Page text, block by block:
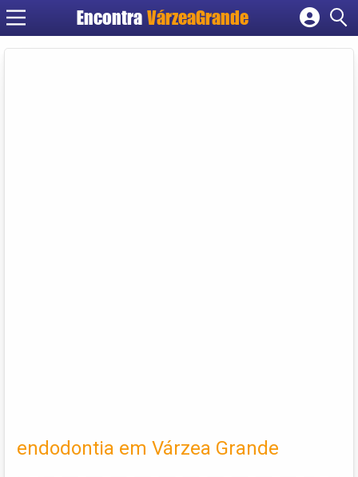
Encontra VárzeaGrande
Cadastrar empresa
endodontia em Várzea Grande